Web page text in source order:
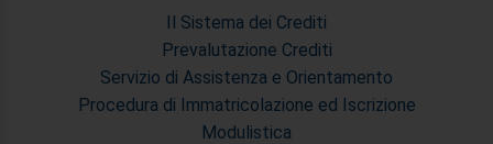
Il Sistema dei Crediti
Prevalutazione Crediti
Servizio di Assistenza e Orientamento
Procedura di Immatricolazione ed Iscrizione
Modulistica